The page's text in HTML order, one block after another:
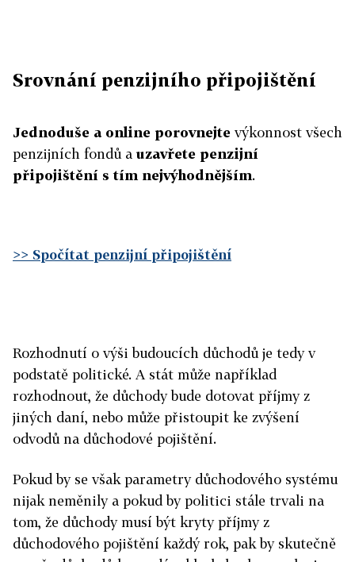
Srovnání penzijního připojištění
Jednoduše a online porovnejte výkonnost všech
penzijních fondů a uzavřete penzijní
připojištění s tím nejvýhodnějším.
>> Spočítat penzijní připojištění
Rozhodnutí o výši budoucích důchodů je tedy v
podstatě politické. A stát může například
rozhodnout, že důchody bude dotovat příjmy z
jiných daní, nebo může přistoupit ke zvýšení
odvodů na důchodové pojištění.
Pokud by se však parametry důchodového systému
nijak neměnily a pokud by politici stále trvali na
tom, že důchody musí být kryty příjmy z
důchodového pojištění každý rok, pak by skutečně